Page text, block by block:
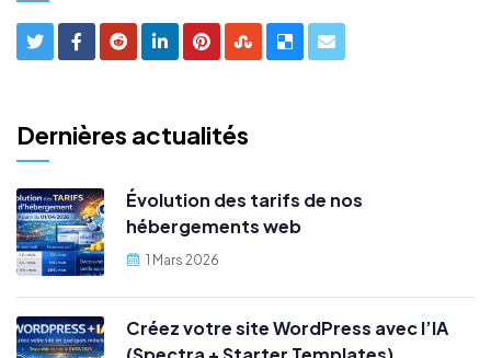
Dernières actualités
Évolution des tarifs de nos
hébergements web
1 Mars 2026
Créez votre site WordPress avec l’IA